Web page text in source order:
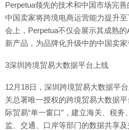
Perpetua领先的技术和中国市场完
中国卖家将跨境电商运营能力提升
会上，Perpetua不仅会展示其成熟
新产品，为品牌化升级中的中国卖家
3深圳跨境贸易大数据平台上线
12月18日，深圳跨境贸易大数据平
关总署唯一授权的跨境贸易大数据
际贸易“单一窗口”，建立海关、税
监、交通、口岸等部门的数据共享及